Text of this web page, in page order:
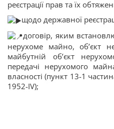
реєстрації прав та їх
щодо державної
договір, яким
нерухоме майно, об’єкт
майбутній об’єкт
передачі нерухомого
власності (пункт 13-1
1952-IV);